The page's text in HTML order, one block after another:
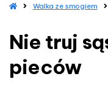
H
e
Walka ze smogiem
Nie truj
pieców